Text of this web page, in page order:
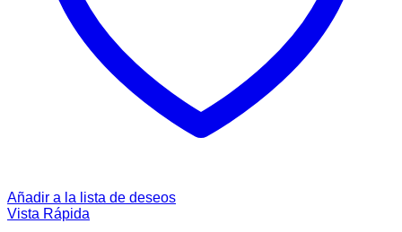
Añadir a la lista de deseos
Vista Rápida